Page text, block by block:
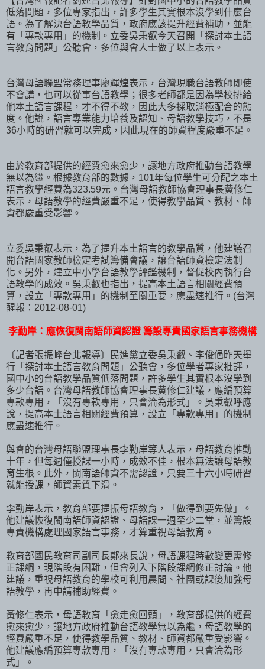
低落問題，多位專家指出，許多學生其實根本沒學到什麼台
語。為了解決台語教學品質，政府應該提升經費補助，並能
有「專款專用」的機制。立委吳秉叡今天召開「探討本土語
言教育問題」公聽會，多位與會人士做了以上表示。
台灣母語聯盟常務理事廖輝煌表示，台灣現職台語教師即使
不會講，也可以從事台語教學；很多老師都是因為學校排給
他本土語言課程，才不得不教，因此大多採取消極配合的態
度。他說，語言專業能力培養及認知、母語教學技巧，不是
36小時的研習就可以完成，因此現在的師資程度嚴重不足。
由於教育部提供的經費愈來愈少，讓地方政府推動台語教學
無以為繼。根據教育部的數據，101年每位學生可分配之本土
語言教學經費為323.59元。台灣母語教師協會理事長黃修仁
表示，母語教學的經費嚴重不足，使得教學品質、教材、師
資都嚴重受影響。
立委吳秉叡表示，為了提升本土語言的教學品質，他建議召
開台語國家教師檢定考試籌備會議，讓台語師資檢定法制
化。另外，建立中小學台語教學評鑑機制，督促校內執行台
語教學的成效。吳秉叡也指出，提高本土語言相關經費預
算，設立「專款專用」的機制至關重要，應盡速推行。(台灣
醒報：2012-08-01)
李勤岸：應恢復閩南語師資認證 籌設專責國家語言事務機構
〔記者張振峰台北報導〕民進黨立委吳秉叡、李俊俋昨天舉
行「探討本土語言教育問題」公聽會，多位學者專家批評，
國中小的台語教學品質低落問題，許多學生其實根本沒學到
多少台語。台灣母語教師協會理事長黃修仁建議，應編預算
專款專用，「沒有專款專用，只會淪為形式」。吳秉叡呼應
說，提高本土語言相關經費預算，設立「專款專用」的機制
應盡速推行。
與會的台灣母語聯盟理事長李勤岸等人表示，母語教育推動
十年，但每週僅授課一小時，成效不佳，根本無法讓母語教
育生根。此外，閩南語師資不需認證，只要三十六小時研習
就能授課，師資素質下滑。
李勤岸表示，教育部要提振母語教育，「做得到要先做」。
他建議恢復閩南語師資認證、母語課一週至少二堂，並籌設
專責機構處理國家語言事務，才算重視母語教育。
教育部國民教育司副司長鄭來長說，母語課程時數變更需修
正課綱，現階段有困難，但會列入下階段課綱修正討論。他
建議，重視母語教育的學校可利用晨間、社團或課後加強母
語教學，再申請補助經費。
黃修仁表示，母語教育「愈走愈回頭」，教育部提供的經費
愈來愈少，讓地方政府推動台語教學無以為繼，母語教學的
經費嚴重不足，使得教學品質、教材、師資都嚴重受影響。
他建議應編預算專款專用，「沒有專款專用，只會淪為形
式」。